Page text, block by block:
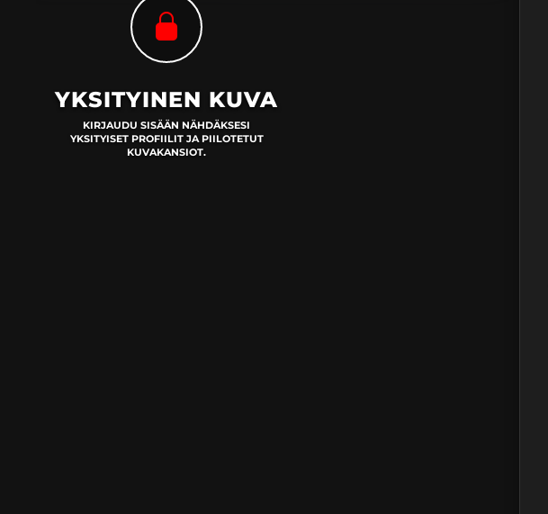
YKSITYINEN KUVA
KIRJAUDU SISÄÄN NÄHDÄKSESI
YKSITYISET PROFIILIT JA PIILOTETUT
KUVAKANSIOT.